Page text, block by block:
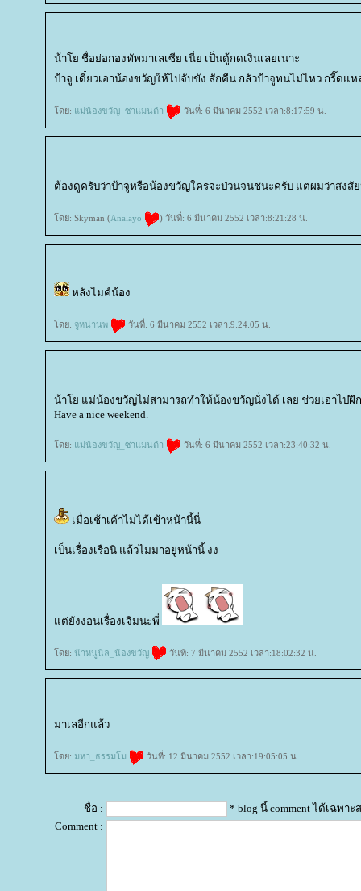
น้าโย ชื่อย่อกองทัพมาเลเซีย เนี่ย เป็นตู้กดเงินเลยเนาะ
ป้าจู เดี๋ยวเอาน้องขวัญให้ไปจับขัง สักคืน กลัวป้าจูทนไม่ไหว กรี๊ดแ
ดย: ม่น้องขวัญ_ซาแมนต้า วันที่: 6 มีนาคม 2552 เวลา:8:17:59 น.
ต้องดูครับว่าป้าจูหรือน้องขวัญใครจะป่วนจนชนะครับ แต่ผมว่าสงสั
ดย: Skyman (Analayo ) วันที่: 6 มีนาคม 2552 เวลา:8:21:28 น.
หลังไมค์น้อง
ดย: จูหน่านพ วันที่: 6 มีนาคม 2552 เวลา:9:24:05 น.
น้าโย แม่น้องขวัญไม่สามารถทำให้น้องขวัญนั่งได้ เลย ช่วยเอาไปฝึ
Have a nice weekend.
ดย: ม่น้องขวัญ_ซาแมนต้า วันที่: 6 มีนาคม 2552 เวลา:23:40:32 น.
เมื่อเช้าเค้าไม่ได้เข้าหน้านี้นี่
เป็นเรื่องเรือนิ แล้วไมมาอยู่หน้านี้ งง
ต่ยังงอนเรื่องเจิมนะพี่
ดย: น้าหนูนีล_น้องขวัญ วันที่: 7 มีนาคม 2552 เวลา:18:02:32 น.
มาเลอีกแล้ว
ดย: มหา_ธรรมโม วันที่: 12 มีนาคม 2552 เวลา:19:05:05 น.
ชื่อ :
* blog นี้ comment ได้เฉพาะ
Comment :